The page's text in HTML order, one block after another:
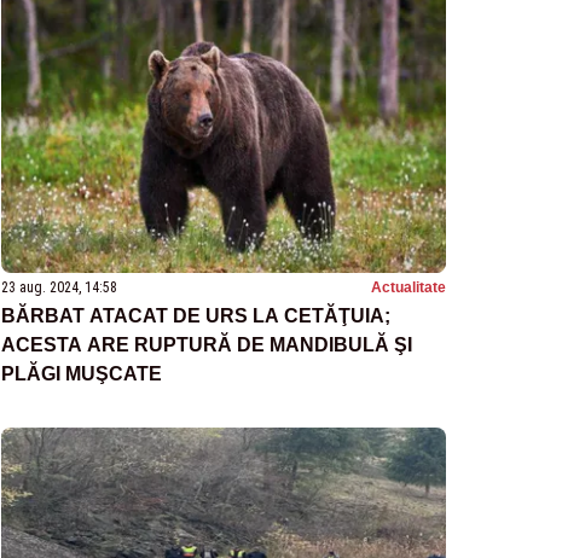
23 aug. 2024, 14:58 Actualitate
BĂRBAT ATACAT DE URS LA CETĂŢUIA;
ACESTA ARE RUPTURĂ DE MANDIBULĂ ŞI
PLĂGI MUŞCATE